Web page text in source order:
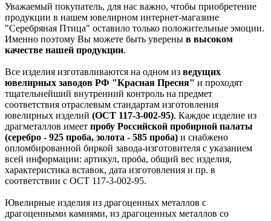
Уважаемый покупатель, для нас важно, чтобы приобретение
продукции в нашем ювелирном интернет-магазине
"Серебряная Птица" оставило только положительные эмоции.
Именно поэтому Вы можете быть уверены в высоком
качестве нашей продукции.
Все изделия изготавливаются на одном из ведущих
ювелирных заводов РФ "Красная Пресня" и проходят
тщательнейший внутренний контроль на предмет
соответствия отраслевым стандартам изготовления
ювелирных изделий (ОСТ 117-3-002-95). Каждое изделие из
драгметаллов имеет пробу Российской пробирной палаты
(серебро - 925 проба, золота - 585 проба) и снабжено
опломбированной биркой завода-изготовителя с указанием
всей информации: артикул, проба, общий вес изделия,
характеристика вставок, дата изготовления и пр. в
соответствии с ОСТ 117-3-002-95.
Ювелирные изделия из драгоценных металлов с
драгоценными камнями, из драгоценных металлов со